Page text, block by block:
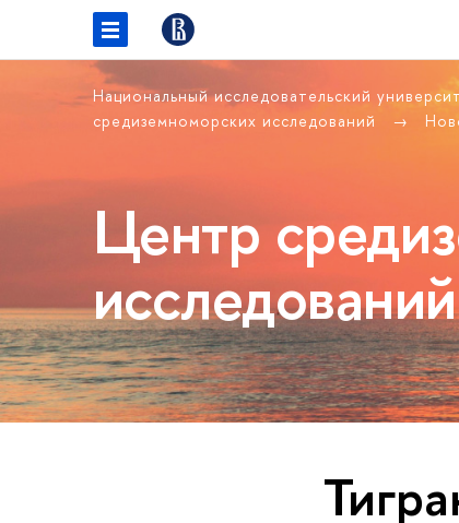
Национальный исследовательский
средиземноморских исследований
Центр
исследований